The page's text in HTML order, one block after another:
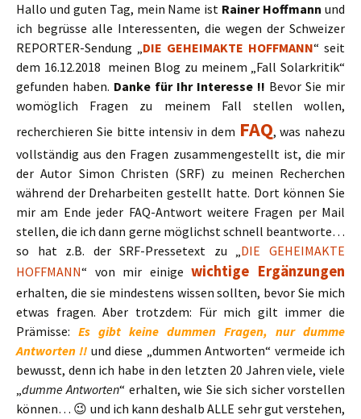
Hallo und guten Tag, mein Name ist Rainer Hoffmann und
ich begrüsse alle Interessenten, die wegen der Schweizer
REPORTER-Sendung „DIE GEHEIMAKTE HOFFMANN“ seit
dem 16.12.2018 meinen Blog zu meinem „Fall Solarkritik“
gefunden haben. Danke für Ihr Interesse !! Bevor Sie mir
womöglich Fragen zu meinem Fall stellen wollen,
recherchieren Sie bitte intensiv in dem FAQ, was nahezu
vollständig aus den Fragen zusammengestellt ist, die mir
der Autor Simon Christen (SRF) zu meinen Recherchen
während der Dreharbeiten gestellt hatte. Dort können Sie
mir am Ende jeder FAQ-Antwort weitere Fragen per Mail
stellen, die ich dann gerne möglichst schnell beantworte…
so hat z.B. der SRF-Pressetext zu „DIE GEHEIMAKTE
HOFFMANN“ von mir einigewichtige Ergänzungen
erhalten, die sie mindestens wissen sollten, bevor Sie mich
etwas fragen. Aber trotzdem: Für mich gilt immer die
Prämisse: Es gibt keine dummen Fragen, nur dumme
Antworten !! und diese „dummen Antworten“ vermeide ich
bewusst, denn ich habe in den letzten 20 Jahren viele, viele
„dumme Antworten“ erhalten, wie Sie sich sicher vorstellen
können… 😉 und ich kann deshalb ALLE sehr gut verstehen,